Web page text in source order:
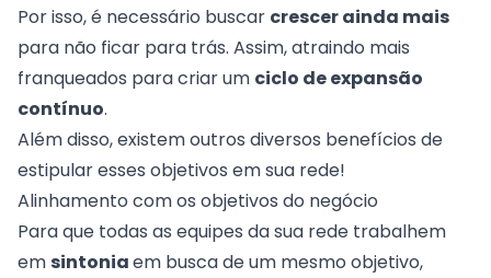
Por isso, é necessário buscar crescer ainda mais
para não ficar para trás. Assim, atraindo mais
franqueados para criar um ciclo de expansão
contínuo.
Além disso, existem outros diversos benefícios de
estipular esses objetivos em sua rede!
Alinhamento com os objetivos do negócio
Para que todas as equipes da sua rede trabalhem
em sintoniaem busca de um mesmo objetivo,